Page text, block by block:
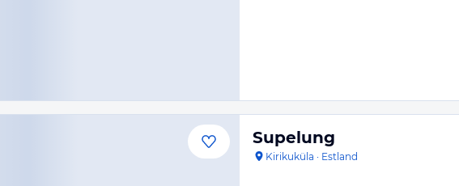
Supelung
Kirikuküla · Estland